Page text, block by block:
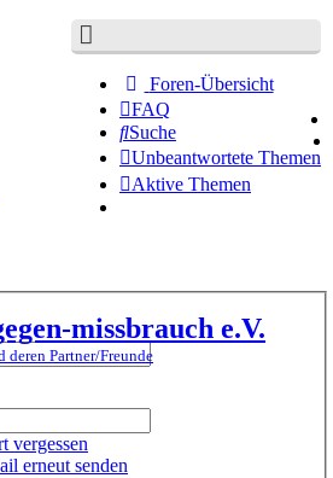
Foren-Übersicht
FAQ
Suche
Unbeantwortete Themen
Aktive Themen
missbrauch e.V.
deren Partner/Freunde
vergessen
erneut senden